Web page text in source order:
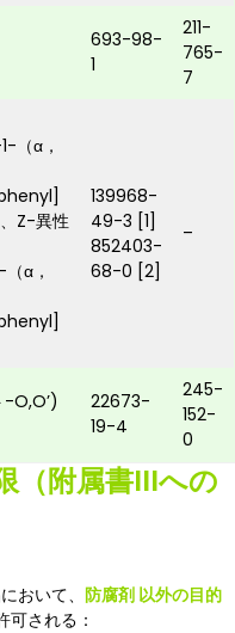
693-98-
1
211-
765-
7
（α，
Z-異性
α，
139968-
49-3 [1]
852403-
68-0 [2]
–
O,O’)
22673-
19-4
245-
152-
0
（附属書IIIへの
おいて、 防腐剤 以外の目的
可される：